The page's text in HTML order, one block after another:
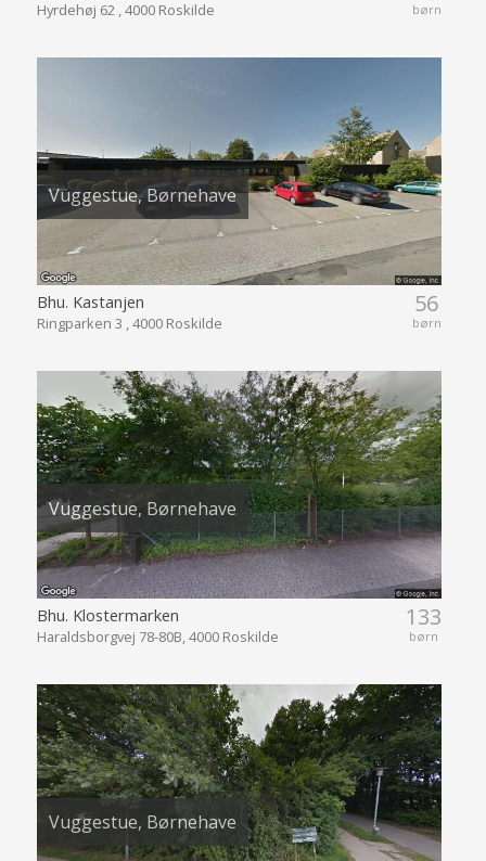
børn
Hyrdehøj 62 , 4000 Roskilde
Vuggestue, Børnehave
56
børn
Bhu. Kastanjen
Ringparken 3 , 4000 Roskilde
Vuggestue, Børnehave
133
børn
Bhu. Klostermarken
Haraldsborgvej 78-80B, 4000 Roskilde
Vuggestue, Børnehave